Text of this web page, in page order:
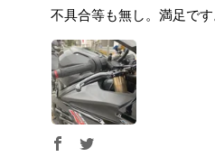
不具合等も無し。満足です